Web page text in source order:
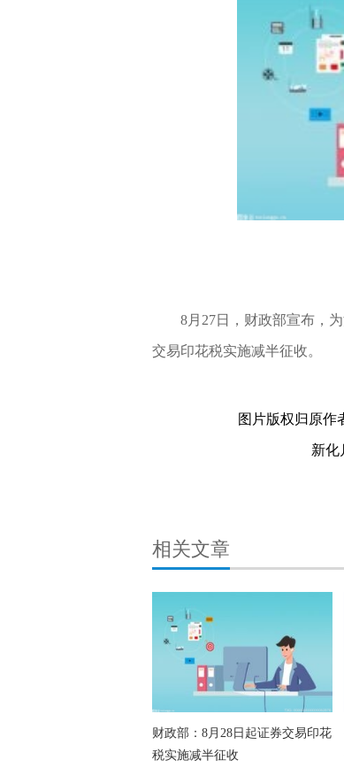
8月27日，财政部宣布，
交易印花税实施减半征收。
图片版权归原作
新化
相关文章
财政部：8月28日起证券交易印花
税实施减半征收